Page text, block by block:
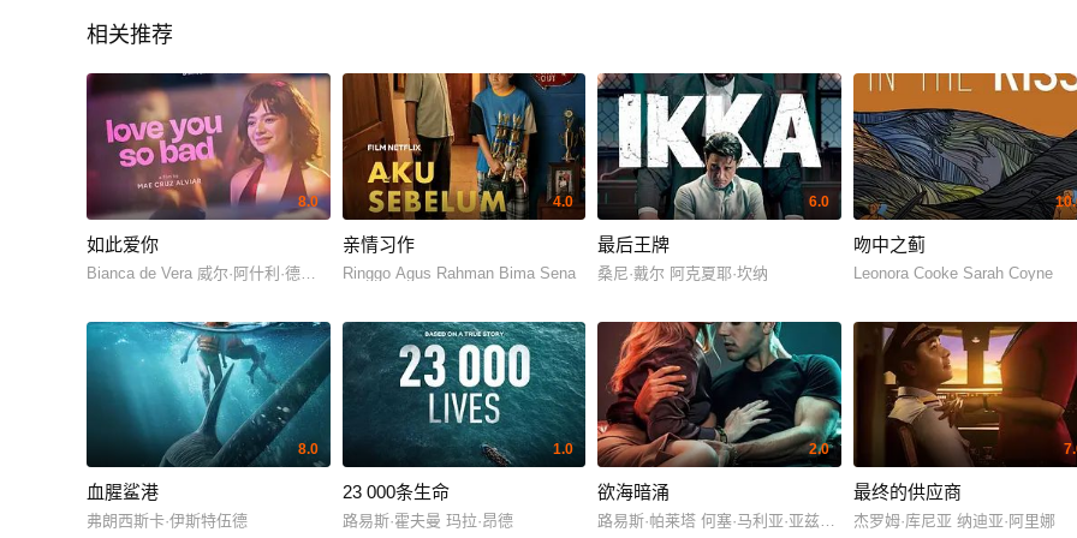
相关推荐
8.0
如此爱你
Bianca de Vera 威尔·阿什利·德莱昂
4.0
亲情习作
Ringgo Agus Rahman Bima Sena
6.0
最后王牌
桑尼·戴尔 阿克夏耶·坎纳
吻中之蓟
Leonora Cooke Sarah Coyne
8.0
血腥鲨港
弗朗西斯卡·伊斯特伍德
1.0
23 000条生命
路易斯·霍夫曼 玛拉·昂德
2.0
欲海暗涌
路易斯·帕莱塔 何塞·马利亚·亚兹皮克
最终的供应商
杰罗姆·库尼亚 纳迪亚·阿里娜